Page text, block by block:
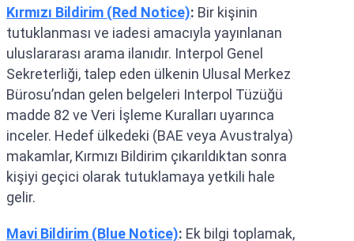
Kırmızı Bildirim (Red Notice): Bir kişinin
tutuklanması ve iadesi amacıyla yayınlanan
uluslararası arama ilanıdır. Interpol Genel
Sekreterliği, talep eden ülkenin Ulusal Merkez
Bürosu’ndan gelen belgeleri Interpol Tüzüğü
madde 82 ve Veri İşleme Kuralları uyarınca
inceler. Hedef ülkedeki (BAE veya Avustralya)
makamlar, Kırmızı Bildirim çıkarıldıktan sonra
kişiyi geçici olarak tutuklamaya yetkili hale
gelir.
Mavi Bildirim (Blue Notice): Ek bilgi toplamak,